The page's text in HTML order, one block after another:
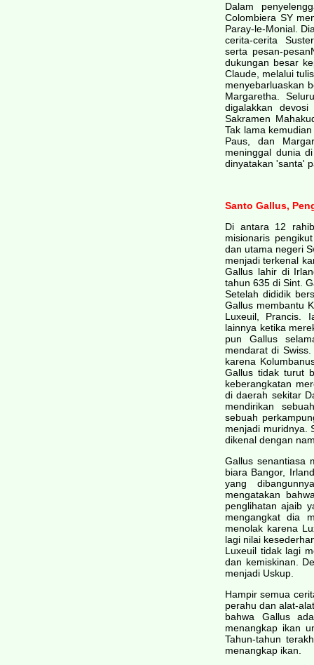
Dalam
Colombiera SY
Paray-le-Monial.
cerita-cerita
serta pesan-
dukungan besar
Claude, melalui
menyebarluaskan
Margaretha.
digalakkan
Sakramen
Tak lama
Paus, dan
meninggal dunia
dinyatakan 'santa'
Santo Gallus,
Di antara 12
misionaris
dan utama negeri
menjadi terkenal
Gallus lahir di
tahun 635 di Sint.
Setelah dididik
Gallus membantu
Luxeuil, Prancis.
lainnya ketika
pun Gallus
mendarat di
karena
Gallus tidak turut
keberangkatan
di daerah sekitar
mendirikan
sebuah
menjadi muridnya.
dikenal dengan
Gallus senantiasa
biara Bangor,
yang
mengatakan
penglihatan ajaib
mengangkat dia
menolak karena
lagi nilai
Luxeuil tidak lagi
dan kemiskinan.
menjadi Uskup.
Hampir semua
perahu dan alat-
bahwa Gallus
menangkap ikan
Tahun-tahun
menangkap ikan.